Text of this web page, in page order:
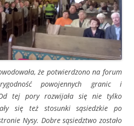
że potwierdzono na forum
powojennych granic i
Od tej pory rozwijała się nie tylko
się też stosunki sąsiedzkie po
Nysy. Dobre sąsiedztwo zostało